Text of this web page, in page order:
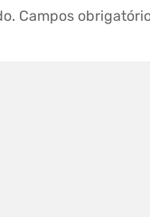
Campos